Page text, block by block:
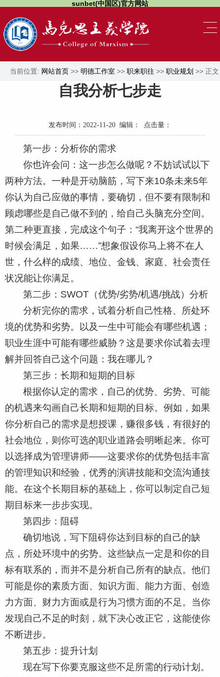
sunbet(中国区)官方网站
当前位置: 网站首页 >> 明德工作室 >> 职来职往 >> 职业规划 >> 正文
自我分析七步走
发布时间：2022-11-20 编辑： 点击量：
第一步：分析你的需求
你也许会问：这一步怎么做呢？不妨试试以下
两种方法。一种是开动脑筋，写下来10条未来5年
你认为自己应做的事情，要确切，但不要有限制和
顾虑哪些是自己做不到的，给自己头脑充分空间。
第二种更直接，完成这个句子：“我离开这个世界的
时候会满足，如果……”想象假设你马上将不在人
世，什么样的成绩、地位、金钱、家庭、社会责任
状况能让你满足。
第二步：SWOT（优势/劣势/机遇/挑战）分析
分析完你的需求，试着分析自己性格、所处环
境的优势和劣势。以及一生中可能会有哪些机遇；
职业生涯中可能有哪些威胁？这是要求你试着去理
解并回答自己这个问题：我在哪儿？
第三步：长期和短期的目标
根据你认定的需求，自己的优势、劣势、可能
的机遇来勾画自己长期和短期的目标。例如，如果
你分析自己的需求是想授课，赚很多钱，有很好的
社会地位，则你可选的职业道路会明晰起来。你可
以选择成为管理讲师——这要求你的优势包括丰富
的管理知识和经验，优秀的演讲技能和交流沟通技
能。在这个长期目标的基础上，你可以制定自己短
期目标来一步步实现。
第四步：阻碍
确切地说，写下阻碍你达到目标的自己的缺
点，所处环境中的劣势。这些缺点一定是和你的目
标有联系的，而并不是分析自己所有的缺点。他们
可能是你的素质方面、知识方面、能力方面、创造
力方面、财力方面或是行为习惯方面的不足。当你
发现自己不足的时刻，就下决心改正它，这能使你
不断进步。
第五步：提升计划
现在写下你要克服这些不足所需的行动计划。